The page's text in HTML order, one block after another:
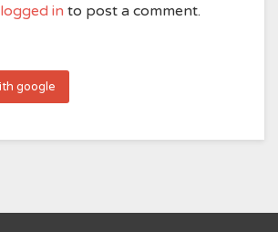
logged in to post a comment.
google